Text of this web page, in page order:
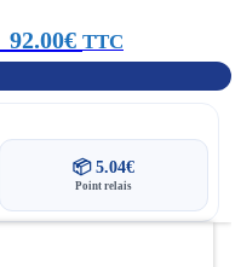
92.00€Plage
82.00€
à
TTC
📦 5.04€
Point relais